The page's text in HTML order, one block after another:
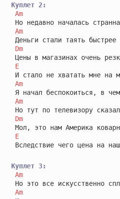
Куплет 2:
Am
Но недавно началась
Am
Деньги стали таять
Dm
Цены в магазинах очень
E
И стало не хватать мне на
Am
Я начал беспокоиться, в
Am
Но тут по телевизору
Dm
Мол, это нам Америка
E
Вследствие чего цена на
Куплет 3:
Am
Но это все искусственно
Am